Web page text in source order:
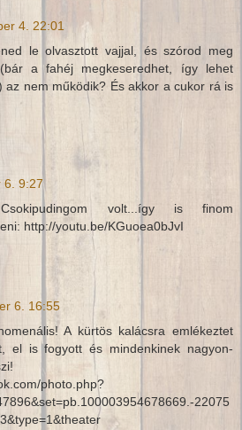
4. 22:01
le olvasztott vajjal, és szórod meg
a fahéj megkeseredhet, így lehet
az nem működik? És akkor a cukor rá is
6. 9:27
volt...így is finom
http://youtu.be/KGuoea0bJvI
6. 16:55
A kürtös kalácsra emlékeztet
el is fogyott és mindenkinek nagyon-
photo.php?
22075